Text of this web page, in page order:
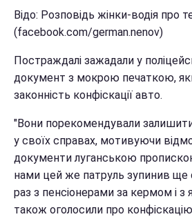
Відо: Розповідь жінки-водія про
(facebook.com/german.nenov)
Постраждалі зажадали у
документ з мокрою печаткою,
законність конфіскації авто.
"Вони порекомендували залишити
у своїх справах, мотивуючи
документи луганською
нами цей же патруль зупинив ще
раз з пенсіонерами за кермом і з
також оголосили про